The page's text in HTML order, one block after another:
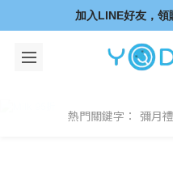
熱門關鍵字： 彌月禮
加入LINE好友，領